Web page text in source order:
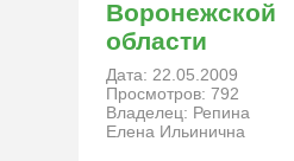
Воронежской
области
Дата: 22.05.2009
Просмотров: 792
Владелец: Репина
Елена Ильинична